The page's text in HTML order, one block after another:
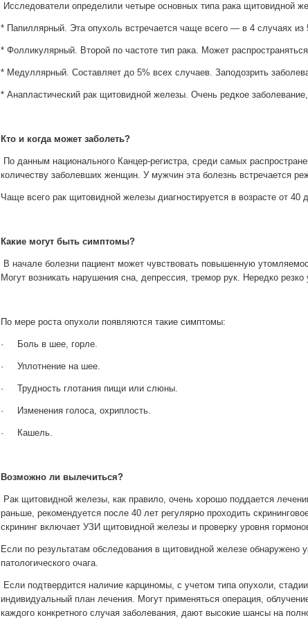
Исследователи определили четыре основных типа рака щитовидной
* Папиллярный. Эта опухоль встречается чаще всего — в 4 случаях
* Фолликулярный. Второй по частоте тип рака. Может
* Медуллярный. Составляет до 5% всех случаев. Заподозрить
* Анапластический рак щитовидной железы. Очень редкое
Кто и когда может заболеть?
По данным национального Канцер-регистра, среди самых
количеству заболевших женщин. У мужчин эта болезнь встречается
Чаще всего рак щитовидной железы диагностируется в возрасте от 40
Какие могут быть симптомы?
В начале болезни пациент может чувствовать повышенную
Могут возникать нарушения сна, депрессия, тремор рук. Нередко
По мере роста опухоли появляются такие симптомы:
· Боль в шее, горле.
· Уплотнение на шее.
· Трудность глотания пищи или слюны.
· Изменения голоса, охриплость.
· Кашель.
Возможно ли вылечиться?
Рак щитовидной железы, как правило, очень хорошо поддается
раньше, рекомендуется после 40 лет регулярно проходить
скрининг включает УЗИ щитовидной железы и проверку уровня
Если по результатам обследования в щитовидной железе обнаружено
патологического очага.
Если подтвердится наличие карциномы, с учетом типа опухоли,
индивидуальный план лечения. Могут применяться операция,
каждого конкретного случая заболевания, дают высокие шансы на